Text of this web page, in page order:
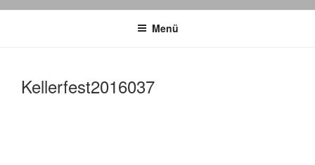
Menü
Kellerfest2016037